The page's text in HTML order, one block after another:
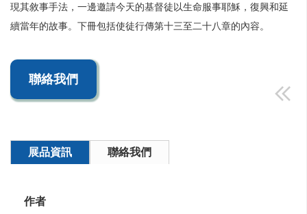
現其敘事手法，一邊邀請今天的基督徒以生命服事耶穌，復興和延
續當年的故事。下冊包括使徒行傳第十三至二十八章的內容。
聯絡我們
展品資訊 聯絡我們
作者